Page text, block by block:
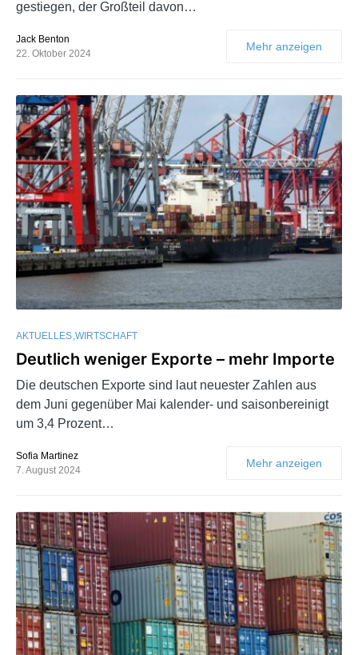
gestiegen, der Großteil davon…
Jack Benton
22. Oktober 2024
Mehr anzeigen
AKTUELLES WIRTSCHAFT
Deutlich weniger Exporte – mehr Importe
Die deutschen Exporte sind laut neuester Zahlen aus
dem Juni gegenüber Mai kalender- und saisonbereinigt
um 3,4 Prozent…
Sofia Martinez
7. August 2024
Mehr anzeigen